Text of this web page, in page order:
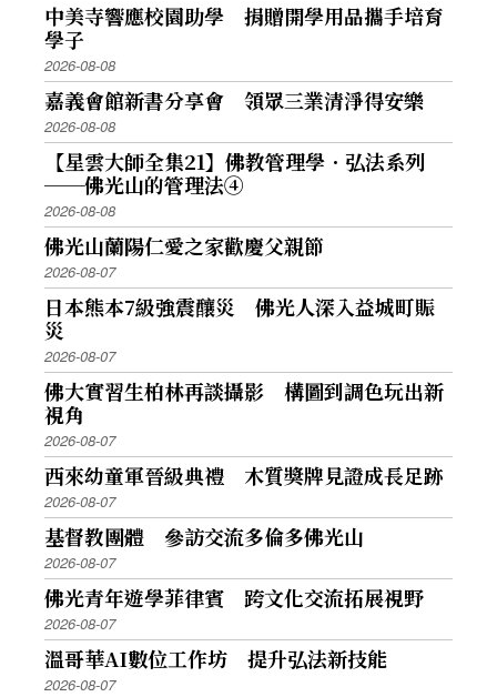
中美寺響應校園助學 捐贈開學用品攜手培育
學子
2026-08-08
嘉義會館新書分享會 領眾三業清淨得安樂
2026-08-08
【星雲大師全集21】佛教管理學．弘法系列
──佛光山的管理法④
2026-08-08
佛光山蘭陽仁愛之家歡慶父親節
2026-08-07
日本熊本7級強震釀災 佛光人深入益城町賑
災
2026-08-07
佛大實習生柏林再談攝影 構圖到調色玩出新
視角
2026-08-07
西來幼童軍晉級典禮 木質獎牌見證成長足跡
2026-08-07
基督教團體 參訪交流多倫多佛光山
2026-08-07
佛光青年遊學菲律賓 跨文化交流拓展視野
2026-08-07
溫哥華AI數位工作坊 提升弘法新技能
2026-08-07